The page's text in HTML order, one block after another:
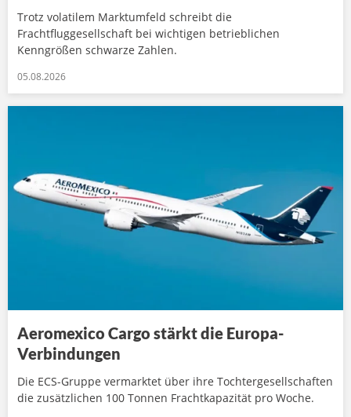
Trotz volatilem Marktumfeld schreibt die
Frachtfluggesellschaft bei wichtigen betrieblichen
Kenngrößen schwarze Zahlen.
05.08.2026
Aeromexico Cargo stärkt die Europa-
Verbindungen
Die ECS-Gruppe vermarktet über ihre Tochtergesellschaften
die zusätzlichen 100 Tonnen Frachtkapazität pro Woche.